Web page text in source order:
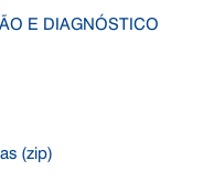
(zip)